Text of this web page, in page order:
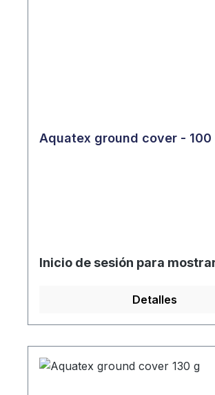
Aquatex ground cover - 100
Inicio de sesión para
Detalles